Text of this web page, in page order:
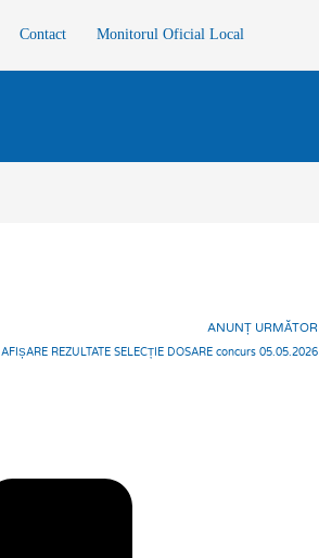
Contact Monitorul Oficial Local
ANUNȚ URMĂTOR
AFIȘARE REZULTATE SELECȚIE DOSARE concurs 05.05.2026